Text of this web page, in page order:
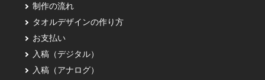
制作の流れ
タオルデザインの作り方
お支払い
入稿（デジタル）
入稿（アナログ）